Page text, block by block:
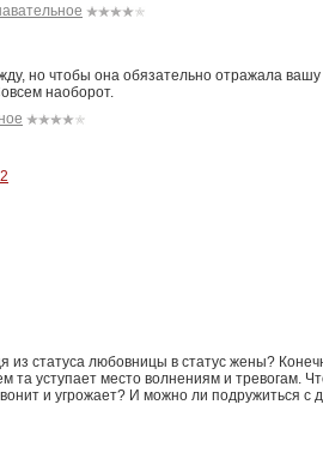
но чтобы она обязательно отражала вашу
наоборот.
из статуса любовницы в статус жены?
та уступает место волнениям и тревогам.
и угрожает? И можно ли подружиться с